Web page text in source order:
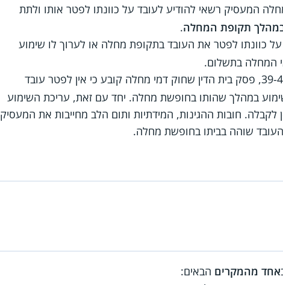
המעסיק רשאי להודיע לעובד על כוונתו לפטר אותו ולתת
תקופת המחלה.
כוונתו לפטר את העובד בתקופת מחלה או לערוך לו שימוע
המחלה בתשלום.
פסקאות 12-13 ופסקאות 39-40, פסק בית הדין שחוק דמי מחלה קובע כי אין לפטר עובד
במהלך שהותו בחופשת מחלה. יחד עם זאת, עריכת השימוע
לקבלה. חובות ההגינות, המידתיות ותום הלב מחייבות את המעסיק
שוהה בביתו בחופשת מחלה.
אחד מהמקרים הבאים: